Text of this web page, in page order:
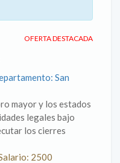
OFERTA DESTACADA
San
mayor y los estados
legales bajo
los cierres
2500